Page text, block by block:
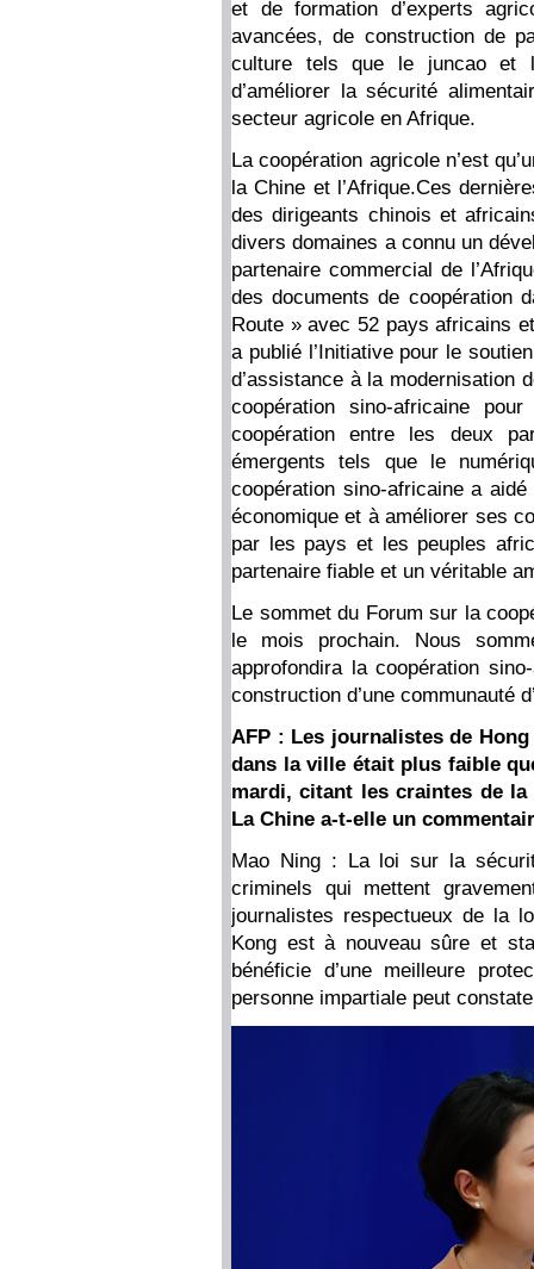
et de formation d’experts
avancées, de construction de
culture tels que le juncao et
d’améliorer la sécurité
secteur agricole en Afrique.
La coopération agricole n’est
la Chine et l’Afrique.Ces
des dirigeants chinois et
divers domaines a connu un
partenaire commercial de
des documents de coopération
Route » avec 52 pays africains
a publié l’Initiative pour le
d’assistance à la modernisation
coopération sino-africaine
coopération entre les deux
émergents tels que le
coopération sino-africaine a
économique et à améliorer ses
par les pays et les peuples
partenaire fiable et un véritable
Le sommet du Forum sur la
le mois prochain. Nous
approfondira la coopération
construction d’une communauté
AFP : Les journalistes de
dans la ville était plus faible
mardi, citant les craintes de
La Chine a-t-elle un
Mao Ning : La loi sur la
criminels qui mettent
journalistes respectueux de la
Kong est à nouveau sûre et
bénéficie d’une meilleure
personne impartiale peut